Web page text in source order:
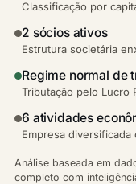
Classificação por
2 sócios ativos
Estrutura societária
Regime normal de
Tributação pelo Lucro
6 atividades
Empresa
Análise baseada em
completo com